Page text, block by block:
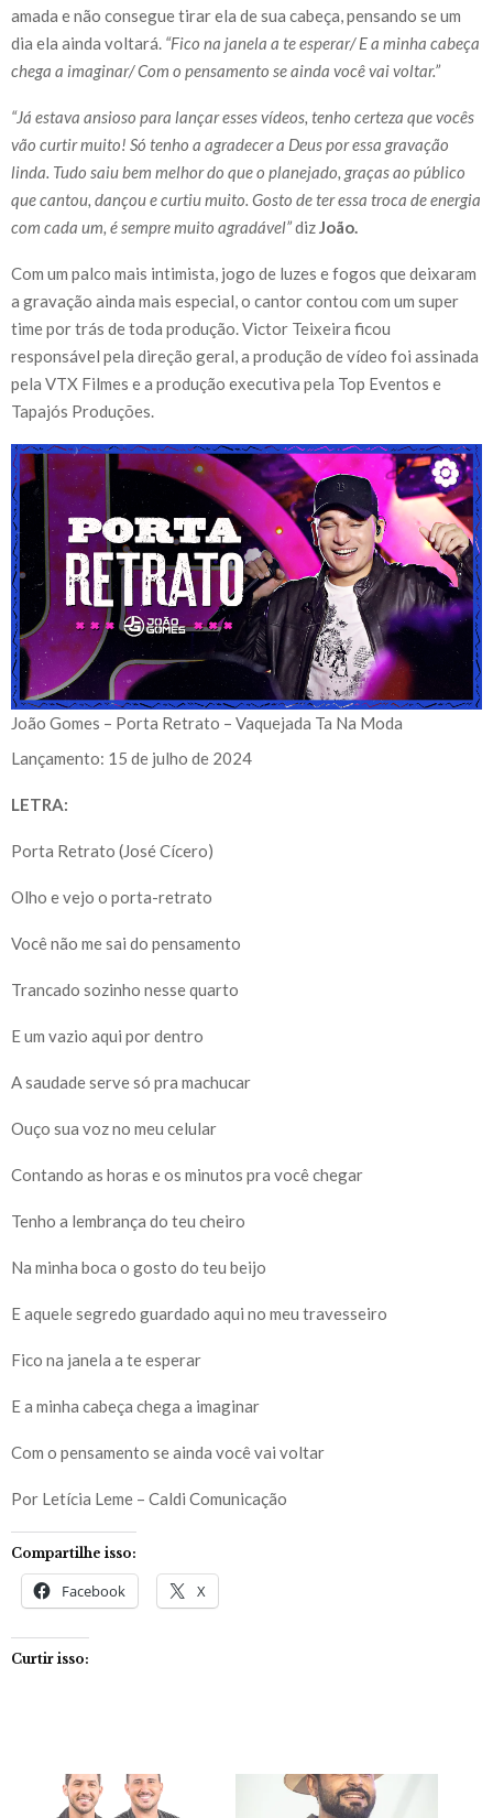
amada e não consegue tirar ela de sua cabeça, pensando se um
dia ela ainda voltará. “Fico na janela a te esperar/ E a minha cabeça
chega a imaginar/ Com o pensamento se ainda você vai voltar.”
“Já estava ansioso para lançar esses vídeos, tenho certeza que vocês
vão curtir muito! Só tenho a agradecer a Deus por essa gravação
linda. Tudo saiu bem melhor do que o planejado, graças ao público
que cantou, dançou e curtiu muito. Gosto de ter essa troca de energia
com cada um, é sempre muito agradável”dizJoão.
Com um palco mais intimista, jogo de luzes e fogos que deixaram
a gravação ainda mais especial, o cantor contou com um super
time por trás de toda produção. Victor Teixeira ficou
responsável pela direção geral, a produção de vídeo foi assinada
pela VTX Filmes e a produção executiva pela Top Eventos e
Tapajós Produções.
João Gomes – Porta Retrato – Vaquejada Ta Na Moda
Lançamento: 15 de julho de 2024
LETRA:
Porta Retrato (José Cícero)
Olho e vejo o porta-retrato
Você não me sai do pensamento
Trancado sozinho nesse quarto
E um vazio aqui por dentro
A saudade serve só pra machucar
Ouço sua voz no meu celular
Contando as horas e os minutos pra você chegar
Tenho a lembrança do teu cheiro
Na minha boca o gosto do teu beijo
E aquele segredo guardado aqui no meu travesseiro
Fico na janela a te esperar
E a minha cabeça chega a imaginar
Com o pensamento se ainda você vai voltar
Por Letícia Leme – Caldi Comunicação
Compartilhe isso:
Facebook X
Curtir isso: